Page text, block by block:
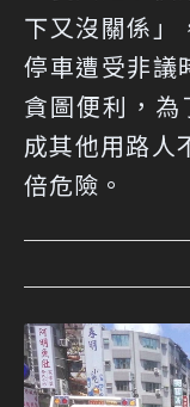
下又沒關係」
停車遭受非議
貪圖便利，
成其他用路人
倍危險。